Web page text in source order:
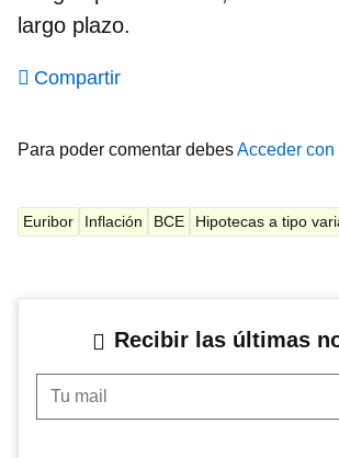
largo plazo.
Compartir
Para poder comentar debesAcceder con
Euribor Inflación BCE Hipotecas a tipo
Recibir las últimas
Tu mail